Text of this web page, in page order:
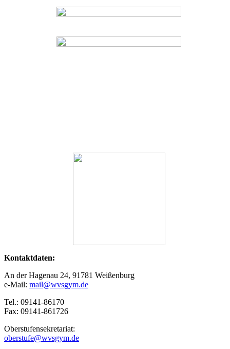
Kontaktdaten:
An der Hagenau 24, 91781 Weißenburg
e-Mail: mail@wvsgym.de
Tel.: 09141-86170
Fax: 09141-861726
Oberstufensekretariat:
oberstufe@wvsgym.de